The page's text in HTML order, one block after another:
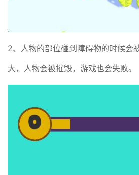
2、人物的部位碰到障碍物的时候会
大，人物会被摧毁，游戏也会失败。